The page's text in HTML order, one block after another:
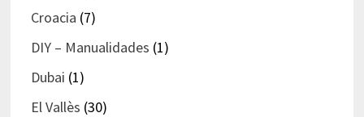
Croacia (7)
DIY – Manualidades (1)
Dubai (1)
El Vallès (30)